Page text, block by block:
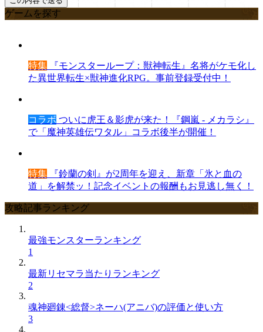
ゲームを探す
特集 『モンスターループ：獣神転生』名将がケモ化し
た異世界転生×獣神進化RPG。事前登録受付中！
コラボ ついに虎王＆影虎が来た！『鋼嵐 - メカラシ』
で「魔神英雄伝ワタル」コラボ後半が開催！
特集 『鈴蘭の剣』が2周年を迎え、新章「氷と血の
道」を解禁ッ！記念イベントの報酬もお見逃し無く！
攻略記事ランキング
最強モンスターランキング
1
最新リセマラ当たりランキング
2
魂神廻錬<総督>ネーハ(アニバ)の評価と使い方
3